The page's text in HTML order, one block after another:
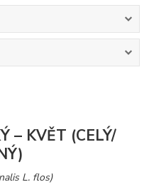
– KVĚT (CELÝ/
L. flos)